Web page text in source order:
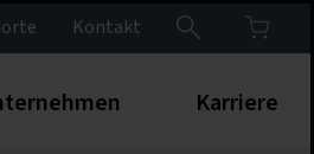
Kontakt
Karriere